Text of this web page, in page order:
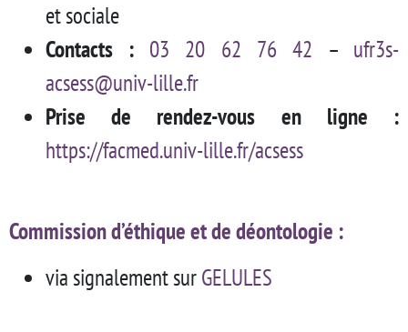
et sociale
Contacts : 03 20 62 76 42 – ufr3s-
acsess@univ-lille.fr
Prise de rendez-vous en ligne :
https://facmed.univ-lille.fr/acsess
Commission d’éthique et de déontologie :
via signalement surGELULES